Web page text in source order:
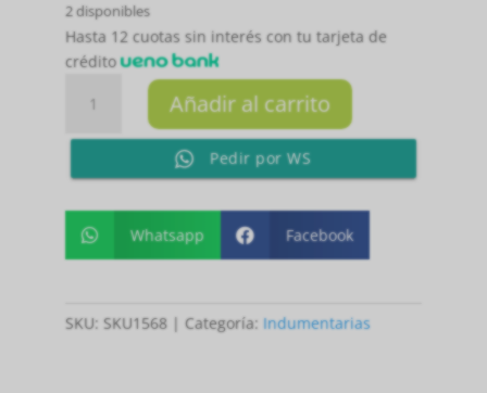
2 disponibles
Hasta 12 cuotas sin interés con tu tarjeta de
crédito
CORTO
GRANDE
X5
COLORES
SURTIDOS
Añadir al carrito
Pedir por WS
 Whatsapp  Facebook
SKU: SKU1568 Categoría: Indumentarias